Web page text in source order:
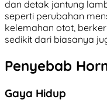
dan detak jantung
seperti perubahan
kelemahan otot,
sedikit dari biasanya
Penyebab
Gaya Hidup